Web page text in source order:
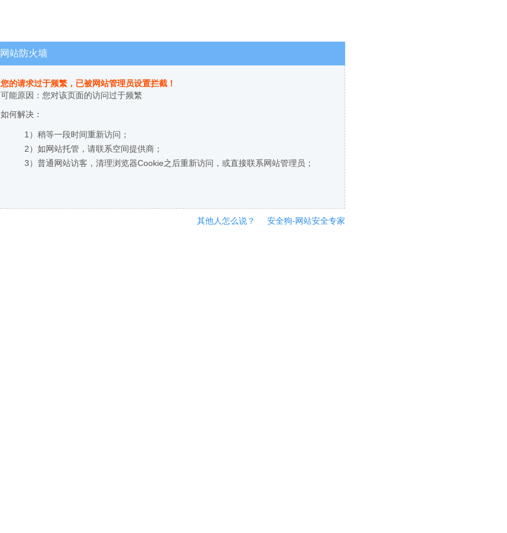
网站防火墙
您的请求过于频繁，已被网站管理员设置拦截！
可能原因：您对该页面的访问过于频繁
如何解决：
1）稍等一段时间重新访问；
2）如网站托管，请联系空间提供商；
3）普通网站访客，清理浏览器Cookie之后重新访问，或直接联系网站管理员；
其他人怎么说？ 安全狗-网站安全专家